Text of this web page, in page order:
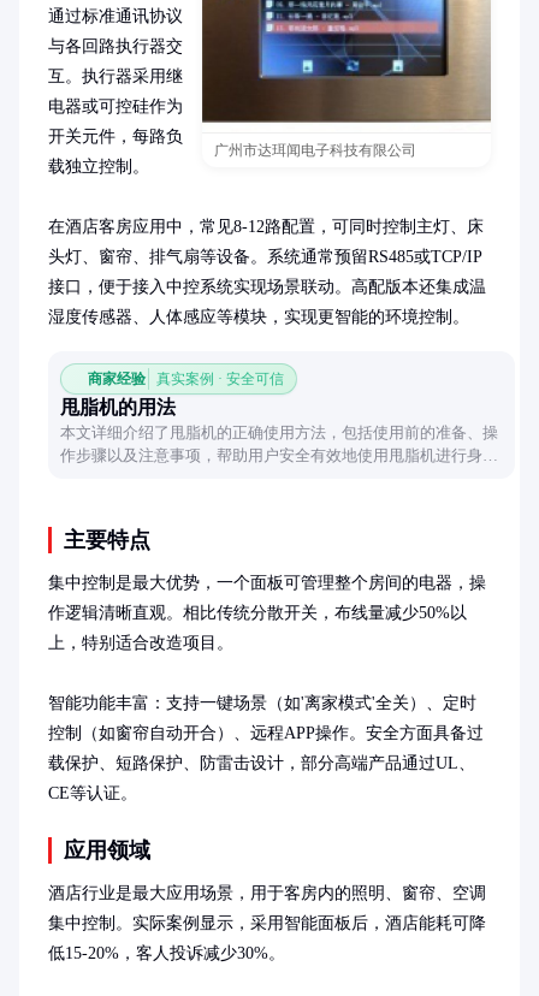
广州市达珥闻电子科技有限公司
通过标准通讯协议
与各回路执行器交
互。执行器采用继
电器或可控硅作为
开关元件，每路负
载独立控制。
在酒店客房应用中，常见8-12路配置，可同时控制主灯、床
头灯、窗帘、排气扇等设备。系统通常预留RS485或TCP/IP
接口，便于接入中控系统实现场景联动。高配版本还集成温
湿度传感器、人体感应等模块，实现更智能的环境控制。
商家经验 真实案例 · 安全可信
甩脂机的用法
本文详细介绍了甩脂机的正确使用方法，包括使用前的准备、操
作步骤以及注意事项，帮助用户安全有效地使用甩脂机进行身体
主要特点
集中控制是最大优势，一个面板可管理整个房间的电器，操
作逻辑清晰直观。相比传统分散开关，布线量减少50%以
上，特别适合改造项目。
智能功能丰富：支持一键场景（如'离家模式'全关）、定时
控制（如窗帘自动开合）、远程APP操作。安全方面具备过
载保护、短路保护、防雷击设计，部分高端产品通过UL、
CE等认证。
应用领域
酒店行业是最大应用场景，用于客房内的照明、窗帘、空调
集中控制。实际案例显示，采用智能面板后，酒店能耗可降
低15-20%，客人投诉减少30%。